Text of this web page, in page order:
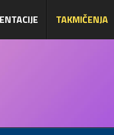
TAKMIČENJA